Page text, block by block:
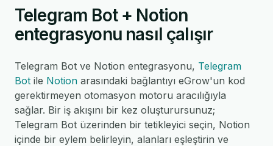
Telegram Bot + Notion
entegrasyonu nasıl çalışır
Telegram Bot ve Notion entegrasyonu, Telegram
Bot ile Notion arasındaki bağlantıyı eGrow'un kod
gerektirmeyen otomasyon motoru aracılığıyla
sağlar. Bir iş akışını bir kez oluşturursunuz;
Telegram Bot üzerinden bir tetikleyici seçin, Notion
içinde bir eylem belirleyin, alanları eşleştirin ve